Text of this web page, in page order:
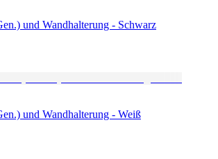
und Wandhalterung - Schwarz
und Wandhalterung - Weiß